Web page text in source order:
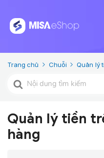
Trang chủ Chuỗi Quản lý
Tìm
kiếm
Quản lý tiền
hàng